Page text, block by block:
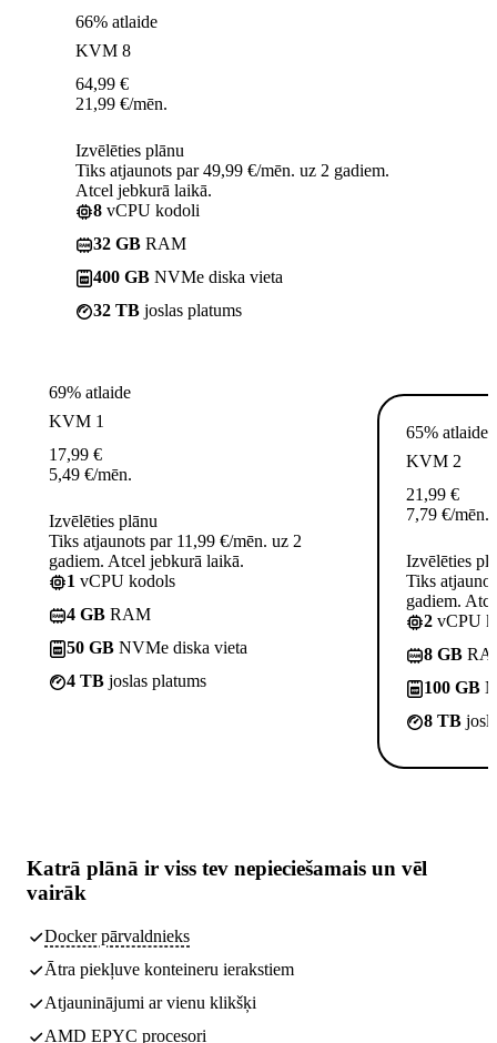
66% atlaide
KVM 8
64,99 €
21,99 €/mēn.
Izvēlēties plānu
Tiks atjaunots par 49,99 €/mēn. uz 2 gadiem.
Atcel jebkurā laikā.
8 vCPU kodoli
32 GB RAM
400 GB NVMe diska vieta
32 TB joslas platums
69% atlaide
KVM 1
17,99 €
5,49 €/mēn.
Izvēlēties plānu
Tiks atjaunots par 11,99 €/mēn. uz 2
gadiem. Atcel jebkurā laikā.
1 vCPU kodols
4 GB RAM
50 GB NVMe diska vieta
4 TB joslas platums
65% atlaide
KVM 2
21,99 €
7,79 €/mēn.
Izvēlēties
Tiks
gadiem.
2 vCPU
8 GB
100 GB
8 TB
Katrā plānā ir viss tev nepieciešamais un vēl
vairāk
Docker pārvaldnieks
Ātra piekļuve konteineru ierakstiem
Atjauninājumi ar vienu klikšķi
AMD EPYC procesori